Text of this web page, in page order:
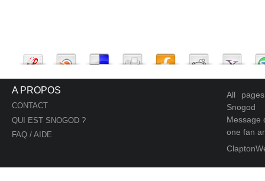
A PROPOS
CONTACT
QUI EST SNOGOD ?
FAQ / AIDE
All
Snogod
Message
one fan